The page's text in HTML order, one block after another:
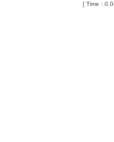
[ Time :